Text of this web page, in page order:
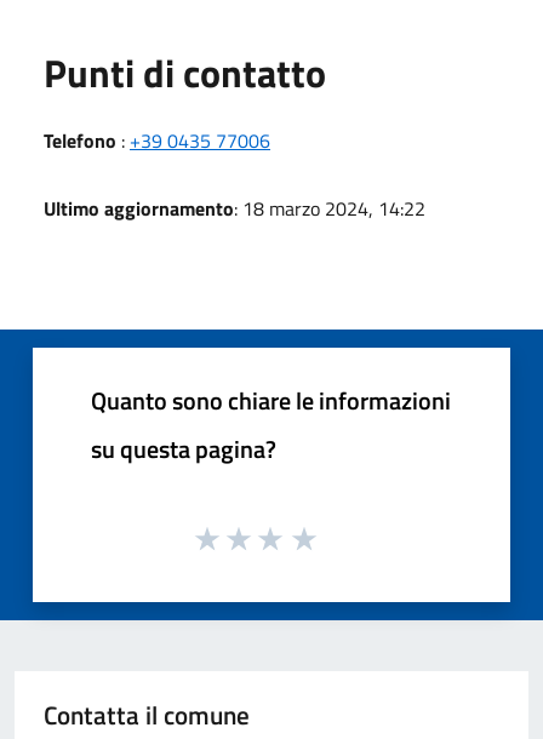
Punti di contatto
Telefono : +39 0435 77006
Ultimo aggiornamento: 18 marzo 2024, 14:22
Quanto sono chiare le informazioni
su questa pagina?
Contatta il comune